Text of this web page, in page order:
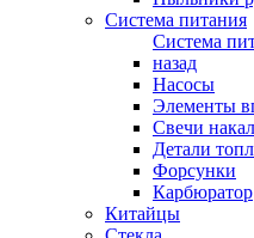
Система питания
Система
назад
Насосы
Элементы
Свечи
Детали
Форсунки
Карбюратор
Китайцы